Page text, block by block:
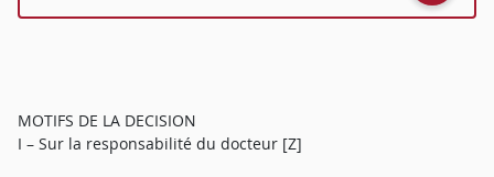
MOTIFS DE LA DECISION
I – Sur la responsabilité du docteur [Z]